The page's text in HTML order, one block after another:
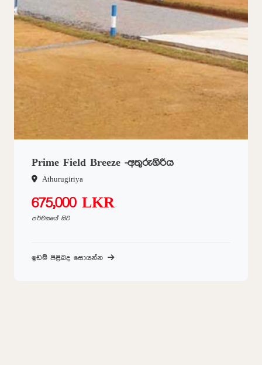
Prime Field Breeze -අතුරුගිරිය
Athurugiriya
675,000 LKR
පර්චසයේ සිට
ඉඩම් පිළිබද සොයන්න